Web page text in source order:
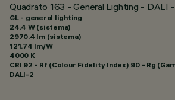
Quadrato 163 - General Lighting - DALI
GL - general lighting
24.4 W (sistema)
2970.4 lm (sistema)
121.74 lm/W
4000 K
CRI 92 - Rf (Colour Fidelity Index) 90 - Rg
DALI-2